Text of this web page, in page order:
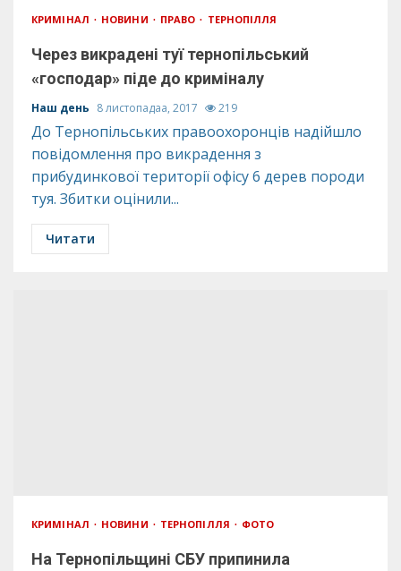
КРИМІНАЛ НОВИНИ ПРАВО ТЕРНОПІЛЛЯ
Через викрадені туї тернопільський
«господар» піде до криміналу
Наш день 8 листопадаа, 2017 219
До Тернопільських правоохоронців надійшло
повідомлення про викрадення з
прибудинкової території офісу 6 дерев породи
туя. Збитки оцінили...
Читати
КРИМІНАЛ НОВИНИ ТЕРНОПІЛЛЯ ФОТО
На Тернопільщині СБУ припинила